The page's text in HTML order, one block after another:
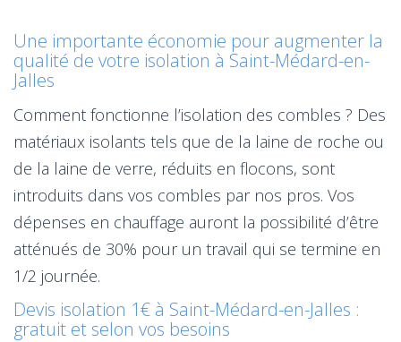
Une importante économie pour augmenter la
qualité de votre isolation à Saint-Médard-en-
Jalles
Comment fonctionne l’isolation des combles ? Des
matériaux isolants tels que de la laine de roche ou
de la laine de verre, réduits en flocons, sont
introduits dans vos combles par nos pros. Vos
dépenses en chauffage auront la possibilité d’être
atténués de 30% pour un travail qui se termine en
1/2 journée.
Devis isolation 1€ à Saint-Médard-en-Jalles :
gratuit et selon vos besoins